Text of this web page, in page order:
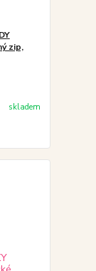
zip,
skladem